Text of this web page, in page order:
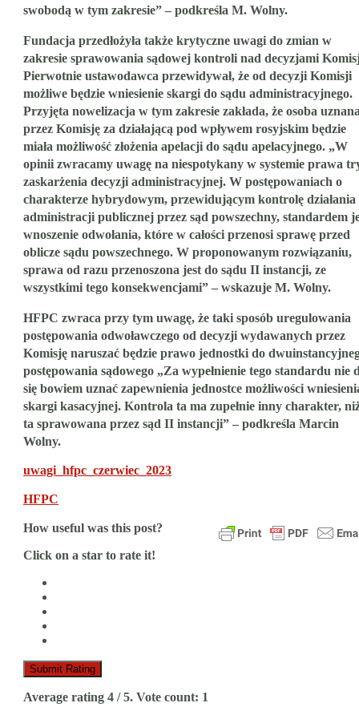
swobodą w tym zakresie” – podkreśla M. Wolny.
Fundacja przedłożyła także krytyczne uwagi do zmian w
zakresie sprawowania sądowej kontroli nad decyzjami
Pierwotnie ustawodawca przewidywał, że od decyzji Komisji
możliwe będzie wniesienie skargi do sądu administracyjnego.
Przyjęta nowelizacja w tym zakresie zakłada, że osoba
przez Komisję za działającą pod wpływem rosyjskim będzie
miała możliwość złożenia apelacji do sądu apelacyjnego. „W
opinii zwracamy uwagę na niespotykany w systemie prawa
zaskarżenia decyzji administracyjnej. W postępowaniach o
charakterze hybrydowym, przewidującym kontrolę działania
administracji publicznej przez sąd powszechny, standardem
wnoszenie odwołania, które w całości przenosi sprawę przed
oblicze sądu powszechnego. W proponowanym rozwiązaniu,
sprawa od razu przenoszona jest do sądu II instancji, ze
wszystkimi tego konsekwencjami” – wskazuje M. Wolny.
HFPC zwraca przy tym uwagę, że taki sposób uregulowania
postępowania odwoławczego od decyzji wydawanych przez
Komisję naruszać będzie prawo jednostki do
postępowania sądowego „Za wypełnienie tego standardu nie
się bowiem uznać zapewnienia jednostce możliwości
skargi kasacyjnej. Kontrola ta ma zupełnie inny charakter,
ta sprawowana przez sąd II instancji” – podkreśla Marcin
Wolny.
uwagi_hfpc_czerwiec_2023
HFPC
How useful was this post?
Click on a star to rate it!
Submit Rating
Average rating 4 / 5. Vote count: 1